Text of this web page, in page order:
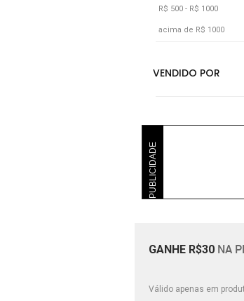
R$ 500 - R$ 1000
acima de R$ 1000
PUBLICIDADE
GANHE R$30 NA
Válido apenas em